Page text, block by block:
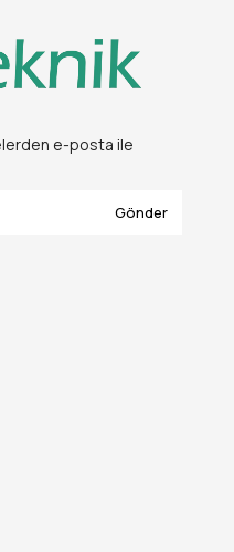
e-posta ile
Gönder